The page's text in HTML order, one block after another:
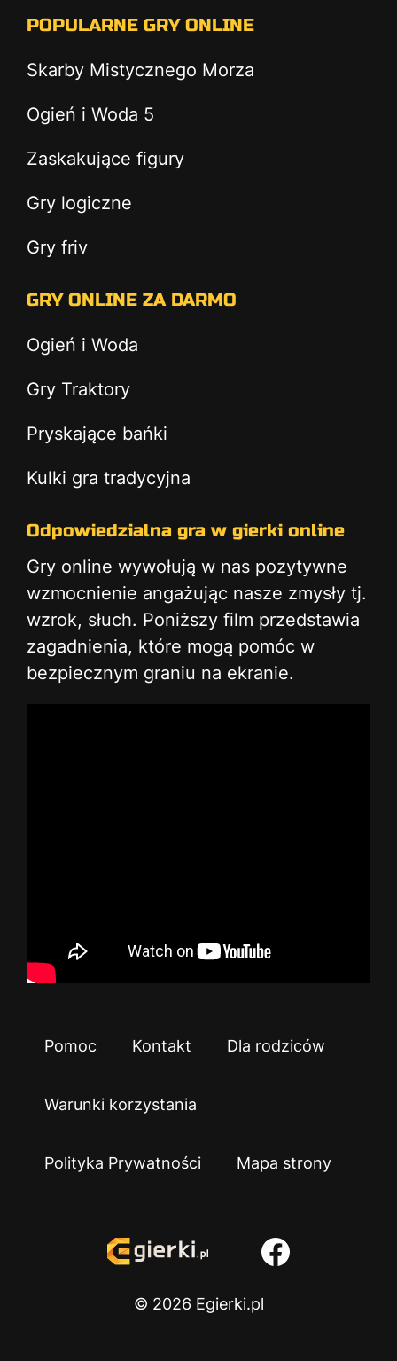
POPULARNE GRY ONLINE
Skarby Mistycznego Morza
Ogień i Woda 5
Zaskakujące figury
Gry logiczne
Gry friv
GRY ONLINE ZA DARMO
Ogień i Woda
Gry Traktory
Pryskające bańki
Kulki gra tradycyjna
Odpowiedzialna gra w gierki online
Gry online wywołują w nas pozytywne
wzmocnienie angażując nasze zmysły tj.
wzrok, słuch. Poniższy film przedstawia
zagadnienia, które mogą pomóc w
bezpiecznym graniu na ekranie.
Pomoc Kontakt Dla rodziców
Warunki korzystania
Polityka Prywatności Mapa strony
© 2026 Egierki.pl